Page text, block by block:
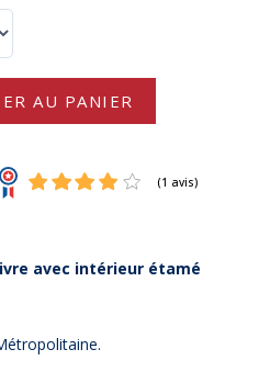
AU PANIER
avec intérieur étamé